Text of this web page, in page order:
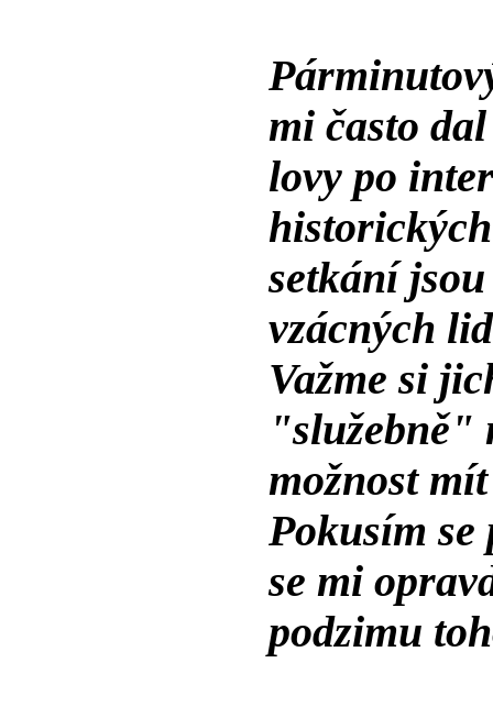
mi často
lovy po
setkání
vzácných
Važme si
"služebně"
možnost
Pokusím se
se mi
podzimu